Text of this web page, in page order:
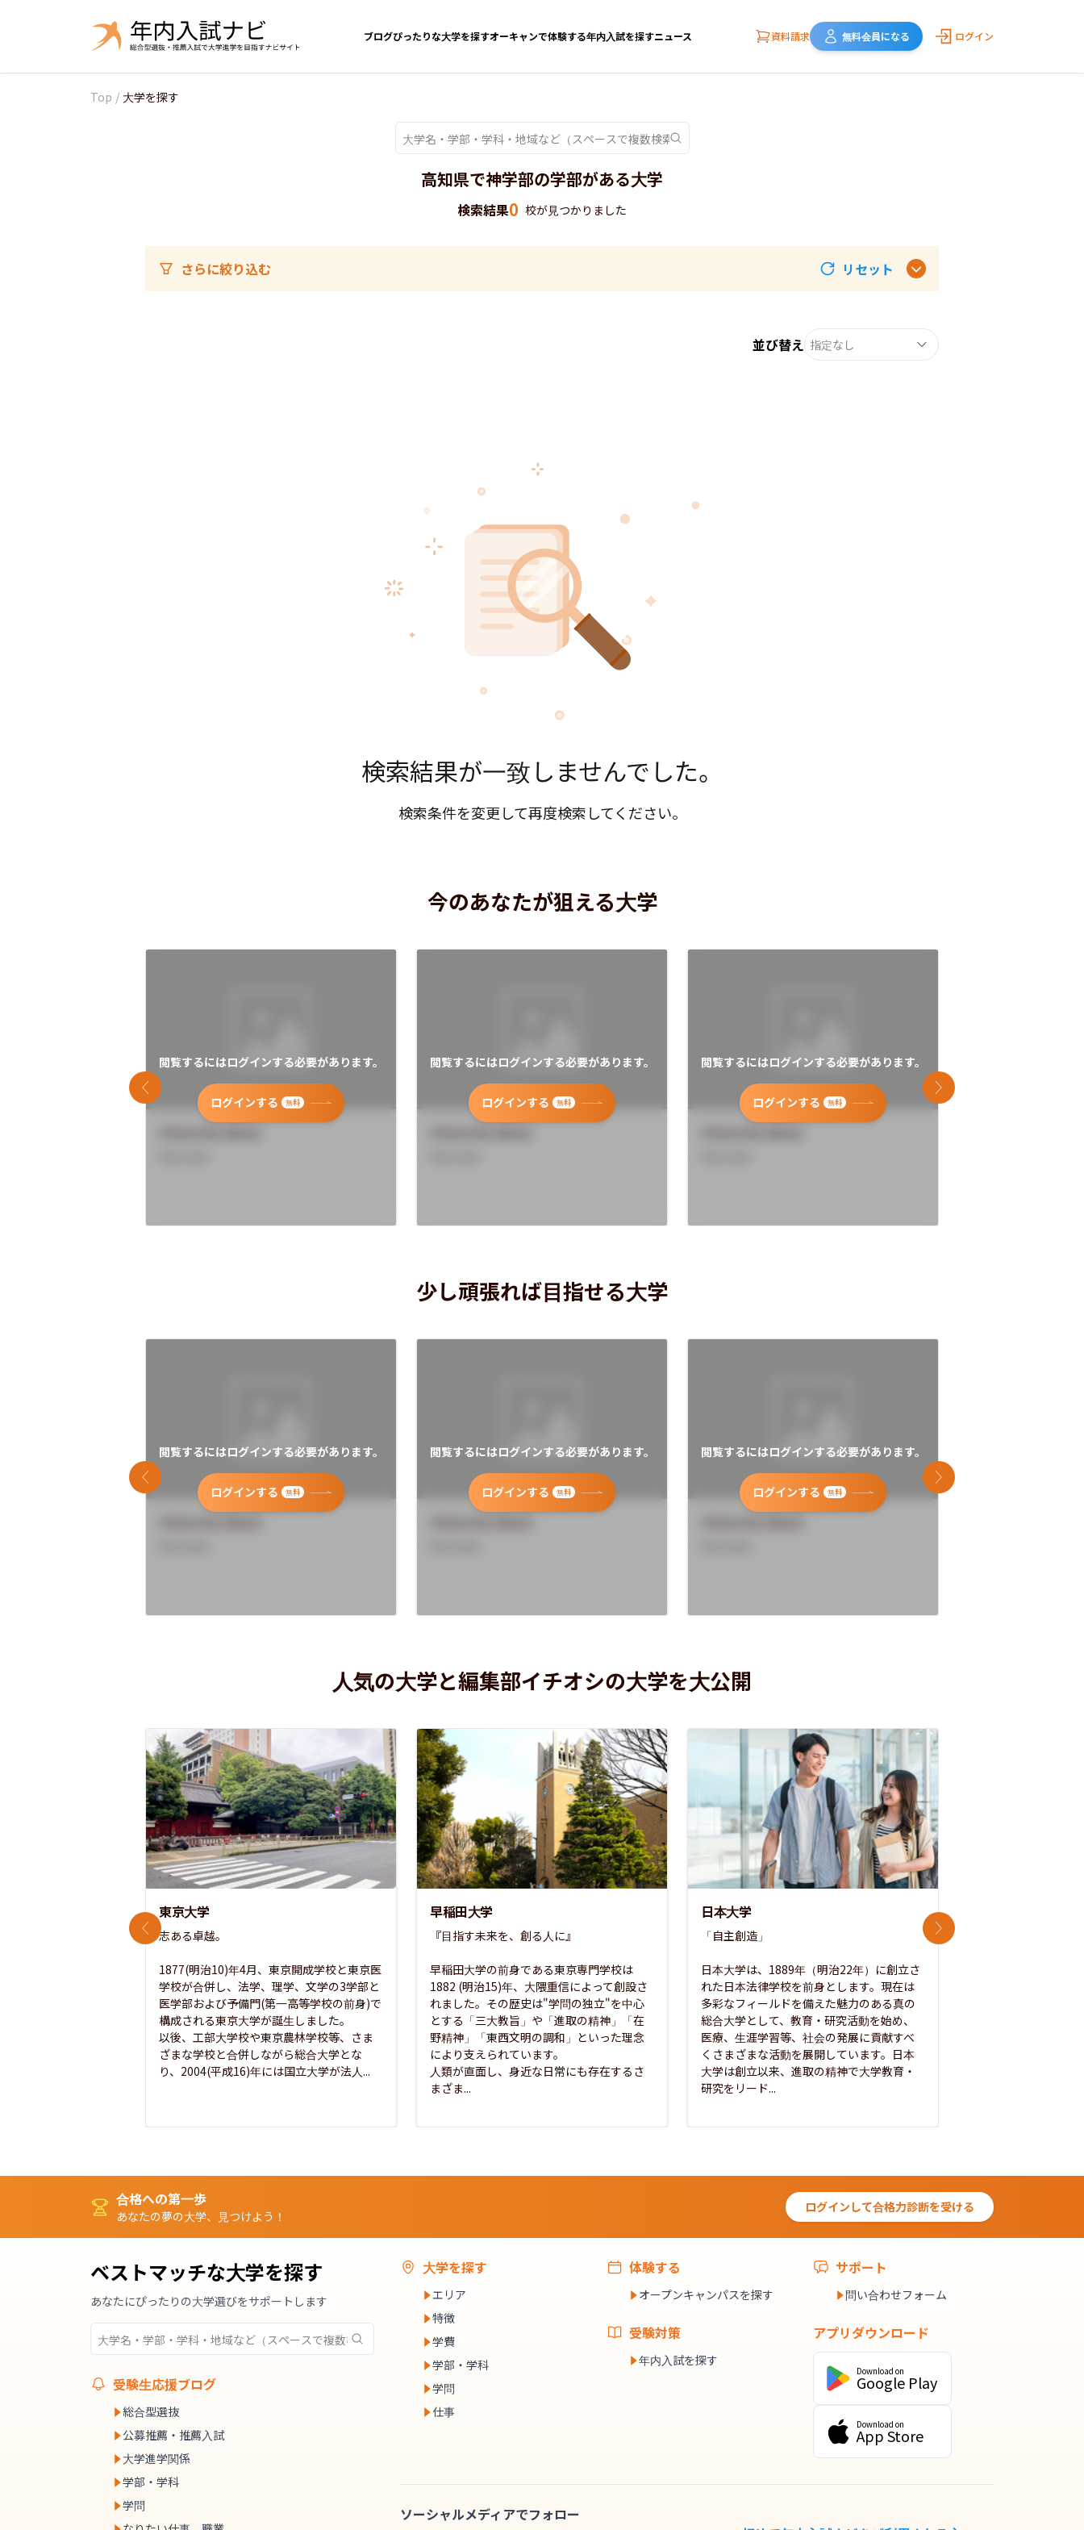
ブログぴったりな大学を探すオーキャンで体験する年内入試を探すニュース 資料請求 無料会員になる ログイン
Top / 大学を探す
高知県で神学部の学部がある大学
検索結果0 校が見つかりました
さらに絞り込む リセット
並び替え 指定なし
検索結果が一致しませんでした。
検索条件を変更して再度検索してください。
今のあなたが狙える大学
閲覧するにはログインする必要があります。
ログインする 無料
閲覧するにはログインする必要があります。
ログインする 無料
閲覧するにはログインする必要があります。
ログインする 無料
前のスライド 次のスライド
少し頑張れば目指せる大学
閲覧するにはログインする必要があります。
ログインする 無料
閲覧するにはログインする必要があります。
ログインする 無料
閲覧するにはログインする必要があります。
ログインする 無料
前のスライド 次のスライド
人気の大学と編集部イチオシの大学を大公開
東京大学
志ある卓越。
1877(明治10)年4月、東京開成学校と東京医
学校が合併し、法学、理学、文学の3学部と
医学部および予備門(第一高等学校の前身)で
構成される東京大学が誕生しました。
以後、工部大学校や東京農林学校等、さま
ざまな学校と合併しながら総合大学とな
り、2004(平成16)年には国立大学が法人...
早稲田大学
『目指す未来を、創る人に』
早稲田大学の前身である東京専門学校は
1882 (明治15)年、大隈重信によって創設さ
れました。その歴史は"学問の独立"を中心
とする「三大教旨」や「進取の精神」「在
野精神」「東西文明の調和」といった理念
により支えられています。
人類が直面し、身近な日常にも存在するさ
まざま...
日本大学
「自主創造」
日本大学は、1889年（明治22年）に創立さ
れた日本法律学校を前身とします。現在は
多彩なフィールドを備えた魅力のある真の
総合大学として、教育・研究活動を始め、
医療、生涯学習等、社会の発展に貢献すべ
くさまざまな活動を展開しています。日本
大学は創立以来、進取の精神で大学教育・
研究をリード...
前のスライド 次のスライド
合格への第一歩
あなたの夢の大学、見つけよう！
ログインして合格力診断を受ける
ベストマッチな大学を探す
あなたにぴったりの大学選びをサポートします
受験生応援ブログ
総合型選抜
公募推薦・推薦入試
大学進学関係
学部・学科
学問
大学を探す
エリア
特徴
学費
学部・学科
学問
仕事
体験する
オープンキャンパスを探す
受験対策
年内入試を探す
サポート
問い合わせフォーム
アプリダウンロード
Download on
Google Play
Download on
App Store
ソーシャルメディアでフォロー